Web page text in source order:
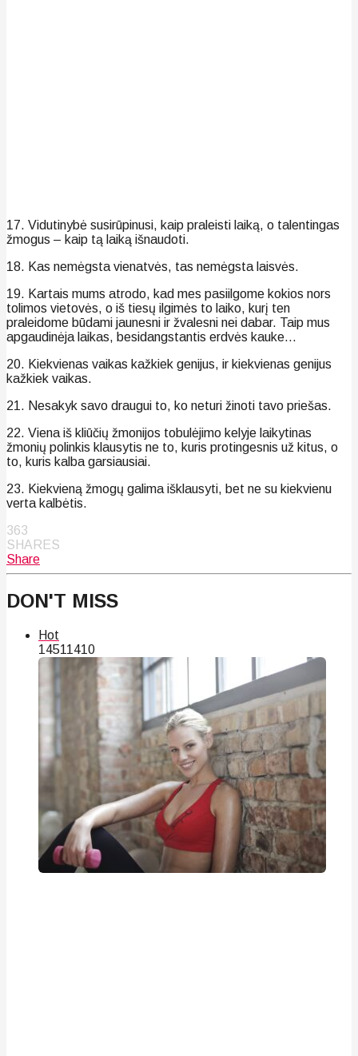
17. Vidutinybė susirūpinusi, kaip praleisti laiką, o talentingas
žmogus – kaip tą laiką išnaudoti.
18. Kas nemėgsta vienatvės, tas nemėgsta laisvės.
19. Kartais mums atrodo, kad mes pasiilgome kokios nors
tolimos vietovės, o iš tiesų ilgimės to laiko, kurį ten
praleidome būdami jaunesni ir žvalesni nei dabar. Taip mus
apgaudinėja laikas, besidangstantis erdvės kauke…
20. Kiekvienas vaikas kažkiek genijus, ir kiekvienas genijus
kažkiek vaikas.
21. Nesakyk savo draugui to, ko neturi žinoti tavo priešas.
22. Viena iš kliūčių žmonijos tobulėjimo kelyje laikytinas
žmonių polinkis klausytis ne to, kuris protingesnis už kitus, o
to, kuris kalba garsiausiai.
23. Kiekvieną žmogų galima išklausyti, bet ne su kiekvienu
verta kalbėtis.
363
SHARES
Share
DON'T MISS
Hot
14511410